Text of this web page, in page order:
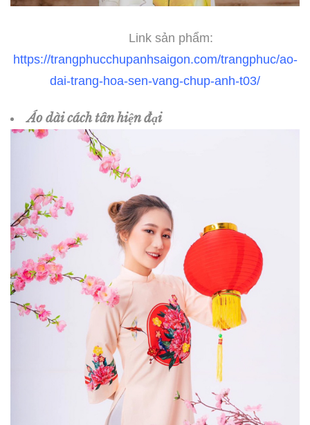
Link sản phẩm:
https://trangphucchupanhsaigon.com/trangphuc/ao-
dai-trang-hoa-sen-vang-chup-anh-t03/
Áo dài cách tân hiện đại